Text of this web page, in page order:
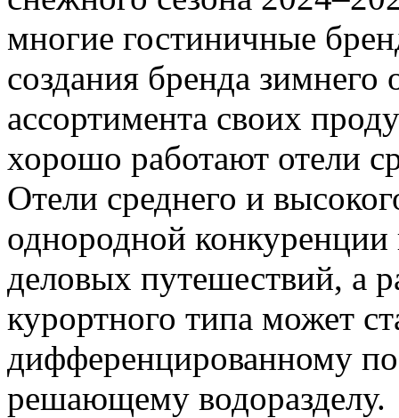
многие гостиничные
создания бренда
ассортимента своих
хорошо работают отели
Отели среднего и
однородной
деловых путешествий, а
курортного типа может
дифференцированному
решающему водоразделу.